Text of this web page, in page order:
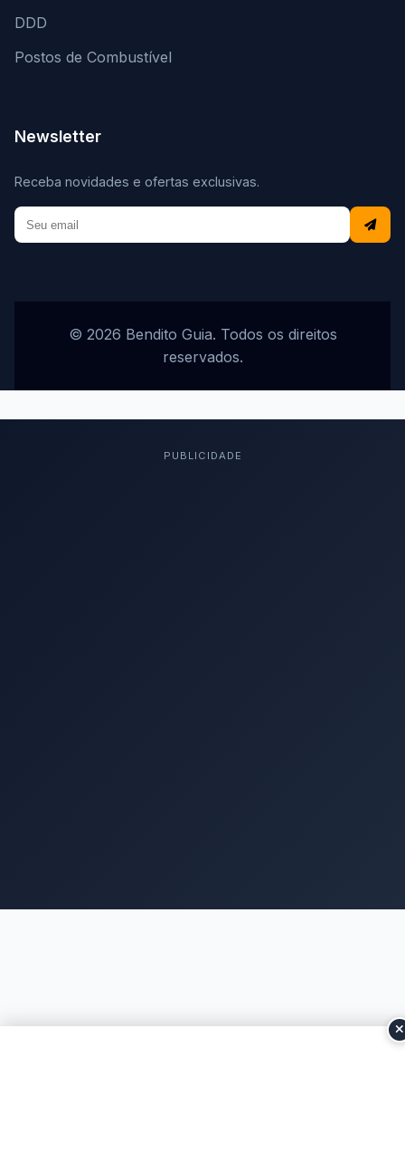
DDD
Postos de Combustível
Newsletter
Receba novidades e ofertas exclusivas.
© 2026 Bendito Guia. Todos os direitos
reservados.